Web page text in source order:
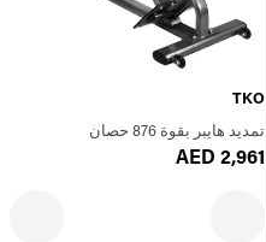
TKO
تمديد هايبر بقوة 876 حصان
AED 2,961